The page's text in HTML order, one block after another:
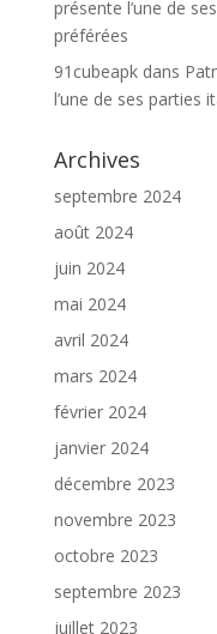
présente l’une de
préférées
91cubeapkdans
l’une de ses parties
Archives
septembre 2024
août 2024
juin 2024
mai 2024
avril 2024
mars 2024
février 2024
janvier 2024
décembre 2023
novembre 2023
octobre 2023
septembre 2023
juillet 2023